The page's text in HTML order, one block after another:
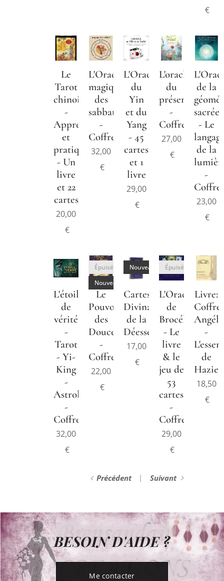
€
Le
Tarot
chinois
-
Apprendre
et
pratiquer
- Un
livre
et 22
cartes
20,00
€
L'Oracle
magique
des
sabbats
-
Coffret
32,00
€
L'Oracle
du
Yin
et du
Yang
- 45
cartes
et 1
livre
29,00
€
L'oracle
du
présent
-
Coffret
27,00
€
de la
sacrée
- Le
de la
-
Coffret
23,00
€
L'étoile
de
vérité
-
Tarot
- Yi-
King
-
Astrologie
-
Coffret
32,00
€
Le
Pouvoir
des
Douces
-
Coffret
Épuisé
Nouveau
22,00
€
Cartes
Divinatoires
de la
Déesse
Nouveau
17,00
€
L'Oracle
de
Brocéliande
- Le
livre
& le
jeu de
53
cartes
-
Coffret
Épuisé
29,00
€
Livre:
Coffret
-
de
Haziel
18,50
€
Précédent Suivant
BESOIN D'AIDE ?
Me contacter